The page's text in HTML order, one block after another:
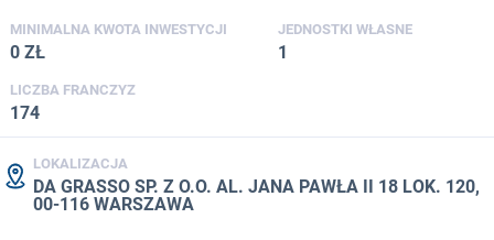
MINIMALNA KWOTA INWESTYCJI
0 ZŁ
JEDNOSTKI WŁASNE
1
LICZBA FRANCZYZ
174
LOKALIZACJA
DA GRASSO SP. Z O.O. AL. JANA PAWŁA II 18 LOK. 120,
00-116 WARSZAWA